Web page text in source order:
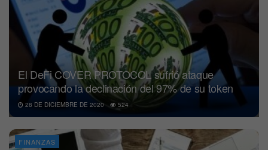
El DeFi COVER PROTOCOL sufrió ataque
provocando la declinación del 97% de su token
28 DE DICIEMBRE DE 2020 524
FINANZAS